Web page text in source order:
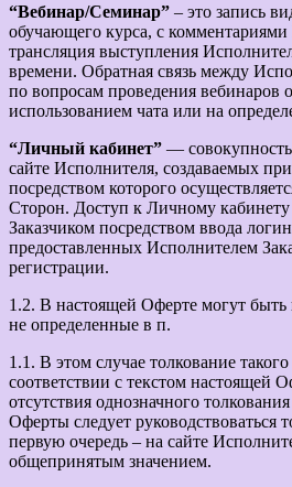
“Вебинар/Семинар” – это запись
обучающего курса, с
трансляция выступления
времени. Обратная связь между
по вопросам проведения вебинаров
использованием чата или на
“Личный кабинет” —
сайте Исполнителя, создаваемых
посредством которого
Сторон. Доступ к Личному кабинету
Заказчиком посредством ввода
предоставленных Исполнителем
регистрации.
1.2. В настоящей Оферте могут
не определенные в п.
1.1. В этом случае толкование
соответствии с текстом настоящей
отсутствия однозначного
Оферты следует руководствоваться
первую очередь – на сайте
общепринятым значением.